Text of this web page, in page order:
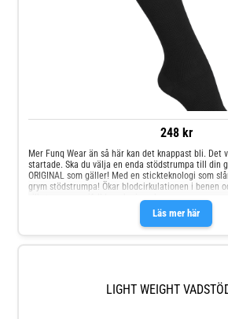
248 kr
Läs mer här
Mer Funq Wear än så här kan det knappast bli. Det
startade. Ska du välja en enda stödstrumpa till din
ORIGINAL som gäller! Med en stickteknologi som
grym stödstrumpa! Ökar blodcirkulationen i benen
vilket ger energifyllda och pigga ben.
LIGHT WEIGHT